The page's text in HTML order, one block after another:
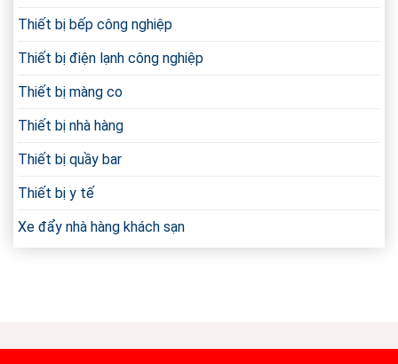
Tiết
Thiết bị bếp công nghiệp
Thiết bị điện lạnh công nghiệp
Thiết bị màng co
Thiết bị nhà hàng
Thiết bị quầy bar
Thiết bị y tế
Xe đẩy nhà hàng khách sạn